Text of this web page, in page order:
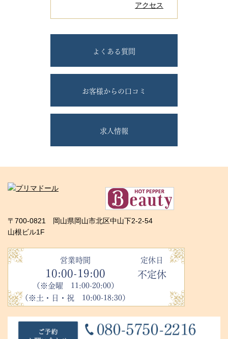
アクセス
よくある質問
お客様からの口コミ
求人情報
〒700-0821 岡山県岡山市北区中山下2-2-54
山根ビル1F
営業時間
10:00-19:00
（※金曜 11:00-20:00）
（※土・日・祝 10:00-18:30）
定休日
不定休